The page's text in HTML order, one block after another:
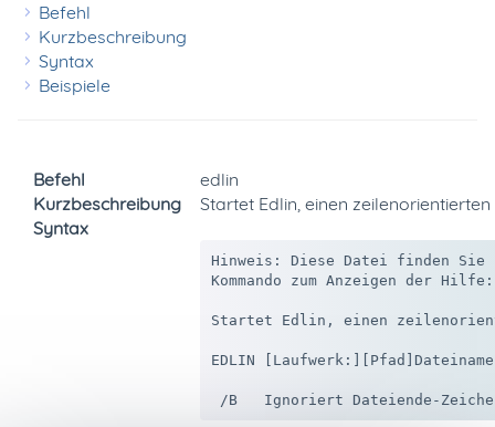
Befehl
Kurzbeschreibung
Syntax
Beispiele
Befehl
edlin
Kurzbeschreibung
Startet Edlin, einen zeilenorientierten
Syntax
Hinweis: Diese Datei finden Sie
Kommando zum Anzeigen der
Startet Edlin, einen
EDLIN